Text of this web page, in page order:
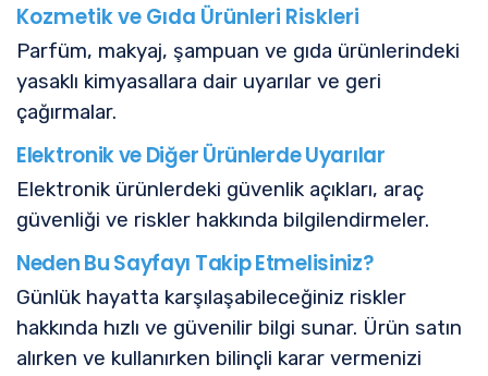
Kozmetik ve Gıda Ürünleri Riskleri
Parfüm, makyaj, şampuan ve gıda ürünlerindeki
yasaklı kimyasallara dair uyarılar ve geri
çağırmalar.
Elektronik ve Diğer Ürünlerde Uyarılar
Elektronik ürünlerdeki güvenlik açıkları, araç
güvenliği ve riskler hakkında bilgilendirmeler.
Neden Bu Sayfayı Takip Etmelisiniz?
Günlük hayatta karşılaşabileceğiniz riskler
hakkında hızlı ve güvenilir bilgi sunar. Ürün satın
alırken ve kullanırken bilinçli karar vermenizi